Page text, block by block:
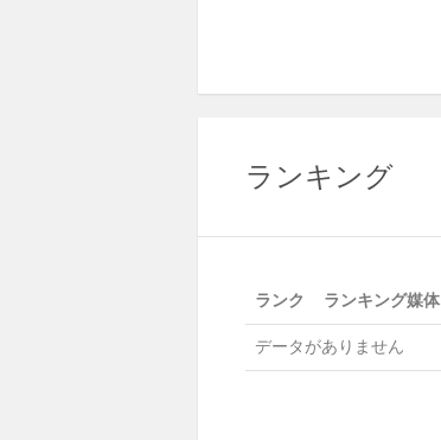
ランキング
ランク ランキング媒体
データがありません